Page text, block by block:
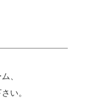
、
い。